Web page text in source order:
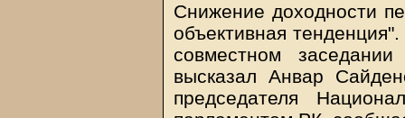
Снижение доходности
объективная
совместном
высказал Анвар
председателя